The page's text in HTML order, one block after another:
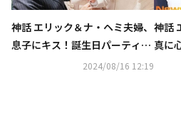
神話 エリック＆ナ・ヘミ夫婦、
息子にキス！誕生日パーティー
での記念ショットが話題
2024/08/16 12:19
神話
真に
れ